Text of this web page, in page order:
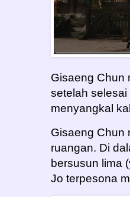
Gisaeng Chun
setelah
menyangkal
Gisaeng Chun
ruangan. Di
bersusun lima
Jo terpesona